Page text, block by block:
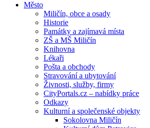
Město
Miličín, obce a osady
Historie
Památky a zajímavá místa
ZŠ a MŠ Miličín
Knihovna
Lékaři
Pošta a obchody
Stravování a ubytování
Živnosti, služby, firmy
CityPortals.cz – nabídky práce
Odkazy
Kulturní a společenské objekty
Sokolovna Miličín